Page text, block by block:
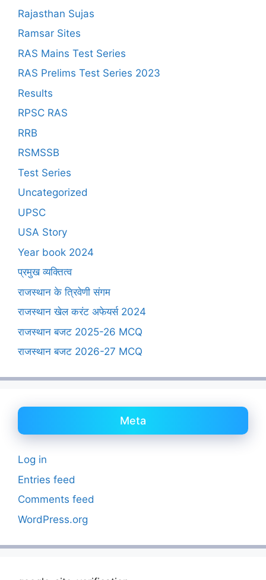
Rajasthan Sujas
Ramsar Sites
RAS Mains Test Series
RAS Prelims Test Series 2023
Results
RPSC RAS
RRB
RSMSSB
Test Series
Uncategorized
UPSC
USA Story
Year book 2024
प्रमुख व्यक्तित्व
राजस्थान के त्रिवेणी संगम
राजस्थान खेल करंट अफेयर्स 2024
राजस्थान बजट 2025-26 MCQ
राजस्थान बजट 2026-27 MCQ
Meta
Log in
Entries feed
Comments feed
WordPress.org